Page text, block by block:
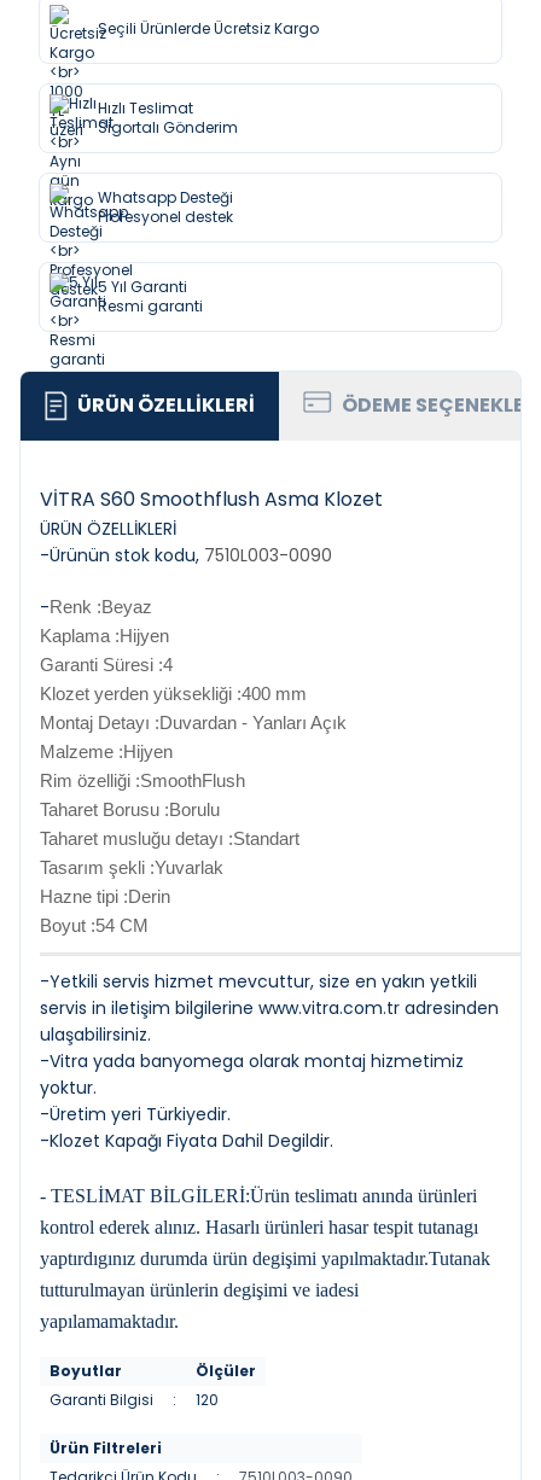
Seçili Ürünlerde Ücretsiz Kargo
Hızlı Teslimat
Sigortalı Gönderim
Whatsapp Desteği
Profesyonel destek
5 Yıl Garanti
Resmi garanti
ÜRÜN ÖZELLIKLERI ÖDEME
VİTRA S60 Smoothflush Asma Klozet
ÜRÜN ÖZELLİKLERİ
-Ürünün stok kodu, 7510L003-0090
-Renk :Beyaz
Kaplama :Hijyen
Garanti Süresi :4
Klozet yerden yüksekliği :400 mm
Montaj Detayı :Duvardan - Yanları Açık
Malzeme :Hijyen
Rim özelliği :SmoothFlush
Taharet Borusu :Borulu
Taharet musluğu detayı :Standart
Tasarım şekli :Yuvarlak
Hazne tipi :Derin
Boyut :54 CM
-Yetkili servis hizmet mevcuttur, size en yakın yetkili
servis in iletişim bilgilerine www.vitra.com.tr adresinden
ulaşabilirsiniz.
-Vitra yada banyomega olarak montaj hizmetimiz
yoktur.
-Üretim yeri Türkiyedir.
-Klozet Kapağı Fiyata Dahil Degildir.
- TESLİMAT BİLGİLERİ:Ürün teslimatı anında ürünleri
kontrol ederek alınız. Hasarlı ürünleri hasar tespit tutanagı
yaptırdıgınız durumda ürün degişimi yapılmaktadır.Tutanak
tutturulmayan ürünlerin degişimi ve iadesi
yapılamamaktadır.
Boyutlar
Ölçüler
Garanti Bilgisi
: 120
Ürün Filtreleri